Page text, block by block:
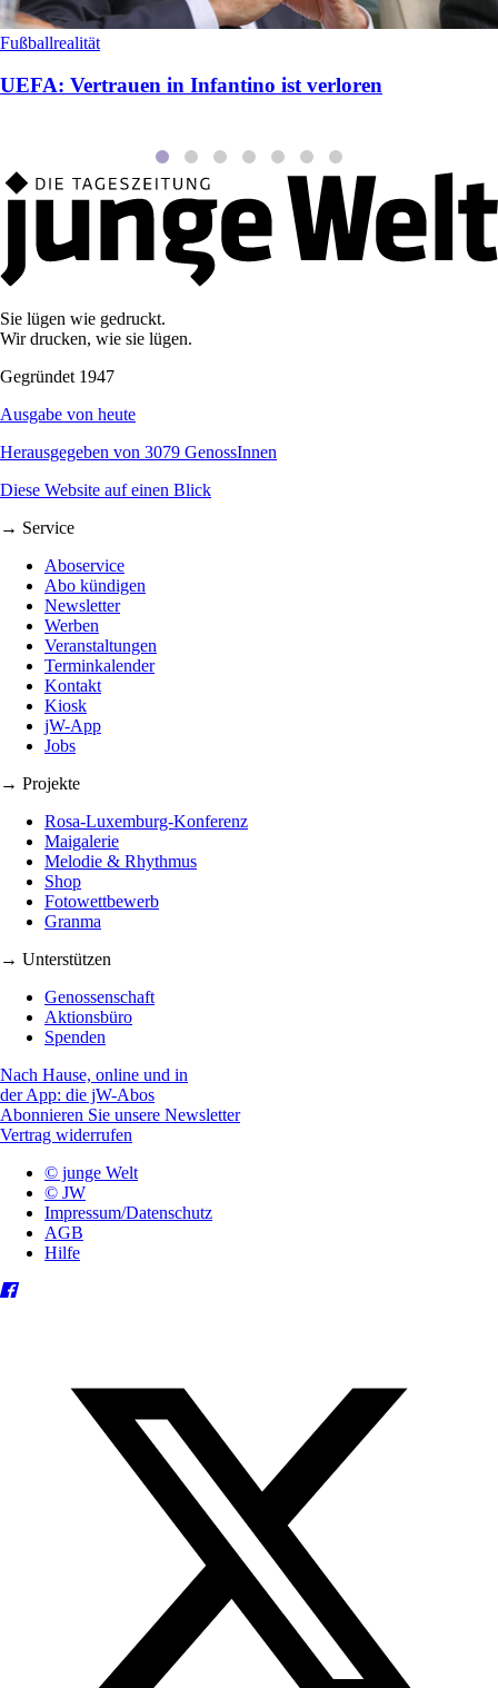
Fußballrealität
UEFA: Vertrauen in Infantino ist verloren
Sie lügen wie gedruckt.
Wir drucken, wie sie lügen.
Gegründet 1947
Ausgabe von heute
Herausgegeben von 3079 GenossInnen
Diese Website auf einen Blick
→ Service
Aboservice
Abo kündigen
Newsletter
Werben
Veranstaltungen
Terminkalender
Kontakt
Kiosk
jW-App
Jobs
→ Projekte
Rosa-Luxemburg-Konferenz
Maigalerie
Melodie & Rhythmus
Shop
Fotowettbewerb
Granma
→ Unterstützen
Genossenschaft
Aktionsbüro
Spenden
Nach Hause, online und in
der App: die jW-Abos
Abonnieren Sie unsere Newsletter
Vertrag widerrufen
© junge Welt
© JW
Impressum/Datenschutz
AGB
Hilfe